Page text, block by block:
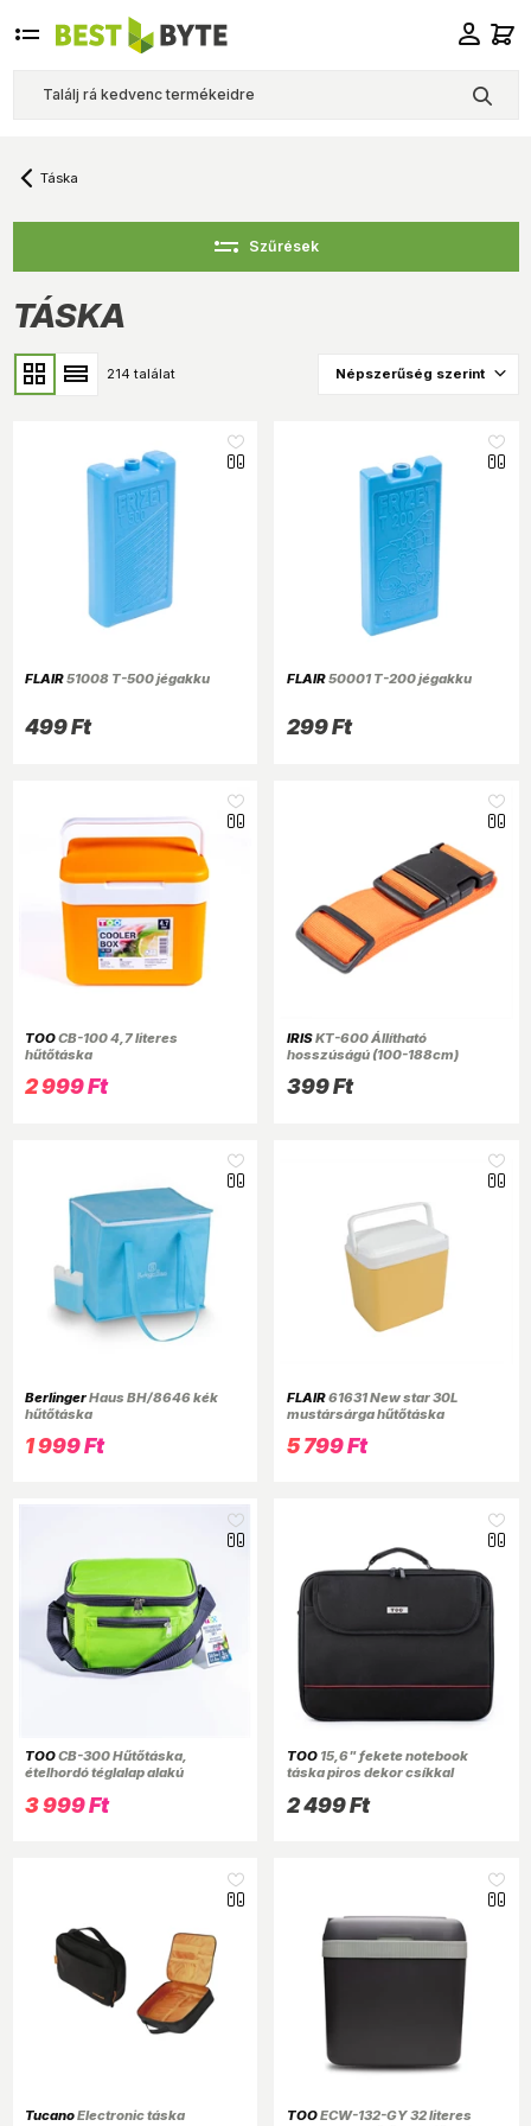
Táska
TÁSKA
214 találat
FLAIR51008 T-500 jégakku
499 Ft
FLAIR50001 T-200 jégakku
299 Ft
TOOCB-100 4,7 literes
hűtőtáska
2 999 Ft
IRISKT-600 Állítható
hosszúságú (100-188cm)
399 Ft
BerlingerHaus BH/8646 kék
hűtőtáska
1 999 Ft
FLAIR61631 New star 30L
mustársárga hűtőtáska
5 799 Ft
TOOCB-300 Hűtőtáska,
ételhordó téglalap alakú
3 999 Ft
TOO15,6" fekete notebook
táska piros dekor csíkkal
2 499 Ft
TucanoElectronic táska TOOECW-132-GY 32 literes
Szűrések